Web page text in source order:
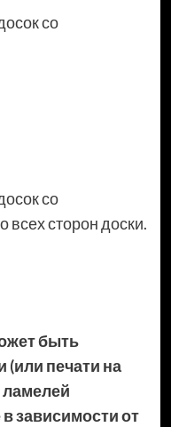
со
со
сторон доски.
быть
(или печати на
ламелей
зависимости от